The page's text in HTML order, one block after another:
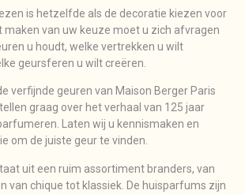
is hetzelfde als de decoratie kiezen voor
maken van uw keuze moet u zich afvragen
u houdt, welke vertrekken u wilt
geursferen u wilt creëren.
verfijnde geuren van Maison Berger Paris
graag over het verhaal van 125 jaar
Laten wij u kennismaken en
om de juiste geur te vinden.
uit een ruim assortiment branders, van
van chique tot klassiek. De huisparfums zijn